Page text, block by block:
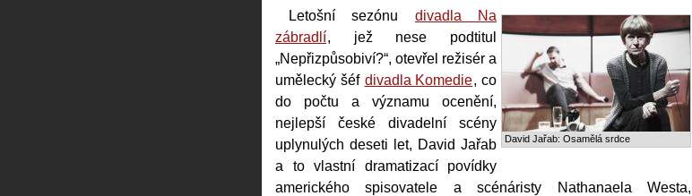
David Jařab: Osamělá srdce
Letošní sezónu divadla Na
zábradlí, jež nese podtitul
„Nepřizpůsobiví?“, otevřel režisér a
umělecký šéf divadla Komedie, co
do počtu a významu ocenění,
nejlepší české divadelní scény
uplynulých deseti let, David Jařab
a to vlastní dramatizací povídky
amerického spisovatele a scénáristy Nathanaela Westa,